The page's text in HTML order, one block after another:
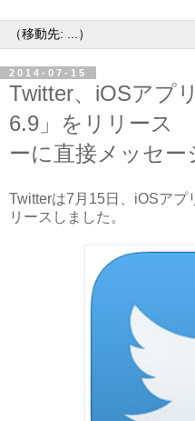
2014-07-15
Twitter、iOSアプ
6.9」をリリース
ーに直接メッセ
Twitterは7月15日、iOSアプ
リースしました。